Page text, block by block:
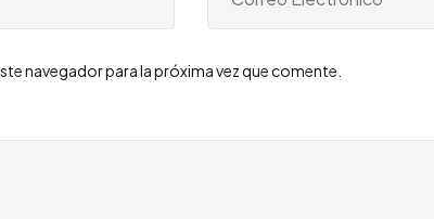
navegador para la próxima vez que comente.